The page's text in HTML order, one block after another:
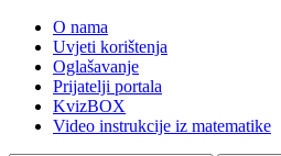
O nama
Uvjeti korištenja
Oglašavanje
Prijatelji portala
KvizBOX
Video instrukcije iz matematike